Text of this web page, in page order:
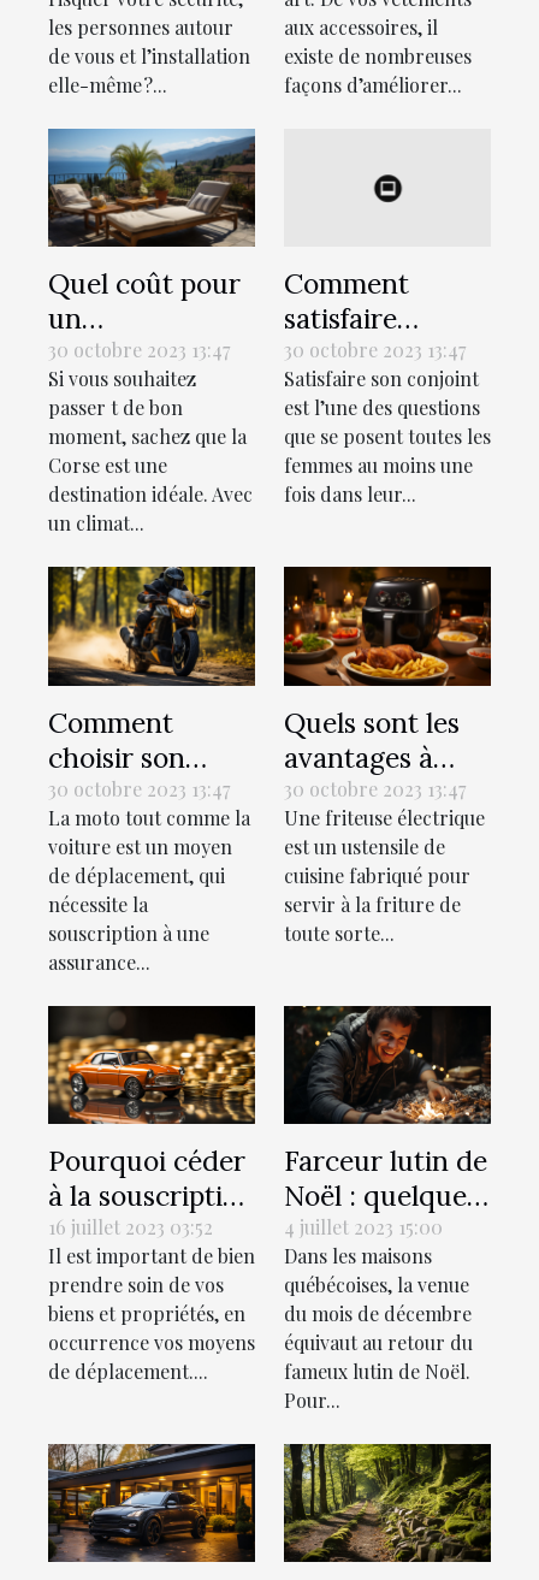
maison ?
les personnes autour
de vous et l’installation
elle-même ?...
aux accessoires, il
existe de nombreuses
façons d’améliorer...
Quel coût pour
un
hébergement
lors des
vacances en
Corse ?
30 octobre 2023 13:47
Si vous souhaitez
passer t de bon
moment, sachez que la
Corse est une
destination idéale. Avec
un climat...
Comment
satisfaire
sexuellement
son conjoint au
lit ?
30 octobre 2023 13:47
Satisfaire son conjoint
est l’une des questions
que se posent toutes les
femmes au moins une
fois dans leur...
Comment
choisir son
assurance
moto ?
30 octobre 2023 13:47
La moto tout comme la
voiture est un moyen
de déplacement, qui
nécessite la
souscription à une
assurance...
Quels sont les
avantages à
utiliser une
friteuse
électrique ?
30 octobre 2023 13:47
Une friteuse électrique
est un ustensile de
cuisine fabriqué pour
servir à la friture de
toute sorte...
Pourquoi céder
à la souscription
d’une assurance
auto ?
16 juillet 2023 03:52
Il est important de bien
prendre soin de vos
biens et propriétés, en
occurrence vos moyens
de déplacement....
Farceur lutin de
Noël : quelques
idées de tours à
réaliser chez soi
4 juillet 2023 15:00
Dans les maisons
québécoises, la venue
du mois de décembre
équivaut au retour du
fameux lutin de Noël.
Pour...